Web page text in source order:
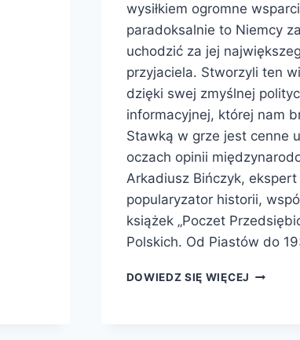
wysiłkiem ogromne
paradoksalnie to Niemcy
uchodzić za jej
przyjaciela. Stworzyli ten
dzięki swej zmyślnej
informacyjnej, której nam
Stawką w grze jest cenne
oczach opinii
Arkadiusz Bińczyk,
popularyzator historii,
książek „Poczet
Polskich. Od Piastów do
DOWIEDZ SIĘ WIĘCEJ